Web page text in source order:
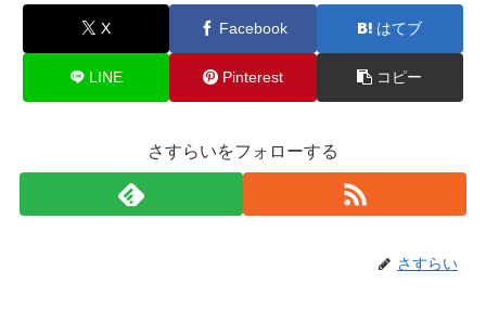
X Facebook はてブ
LINE Pinterest コピー
さすらいをフォローする
さすらい